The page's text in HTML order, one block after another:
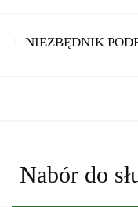
NIEZBĘDNIK
Nabór do